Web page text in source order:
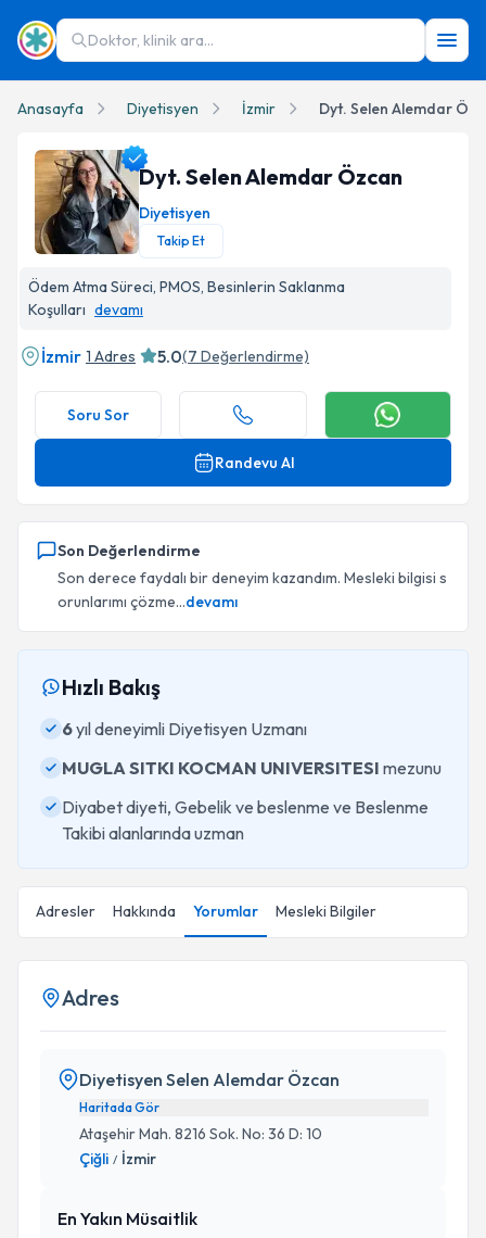
Doktor, klinik ara...
Anasayfa Diyetisyen İzmir Dyt. Selen Alemdar
Dyt. Selen Alemdar Özcan
Diyetisyen
Takip Et
Ödem Atma Süreci, PMOS, Besinlerin Saklanma
Koşulları devamı
İzmir 1 Adres 5.0(7 Değerlendirme)
Soru Sor
Randevu Al
Son Değerlendirme
Son derece faydalı bir deneyim kazandım. Mesleki bilgisi s
orunlarımı çözme...devamı
Hızlı Bakış
6yıl deneyimli Diyetisyen Uzmanı
MUGLA SITKI KOCMAN UNIVERSITESI mezunu
Diyabet diyeti, Gebelik ve beslenme ve Beslenme
Takibi alanlarında uzman
Adresler Hakkında Yorumlar Mesleki Bilgiler
Adres
Diyetisyen Selen Alemdar Özcan
Haritada Gör
Ataşehir Mah. 8216 Sok. No: 36 D: 10
Çiğli / İzmir
En Yakın Müsaitlik